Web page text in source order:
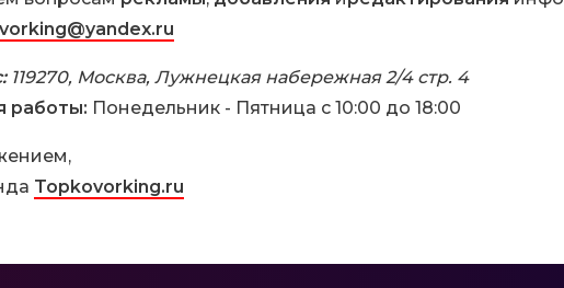
119270, Москва, Лужнецкая набережная 2/4 стр. 4
работы: Понедельник - Пятница с 10:00 до 18:00
Topkovorking.ru